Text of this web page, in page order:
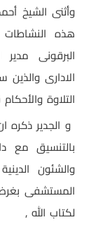
وأثنى الشيخ
هذه
البرقونى
الادارى
التلاوة
بالتنسيق مع
والشئون
المستشفى
لكتاب الله ,